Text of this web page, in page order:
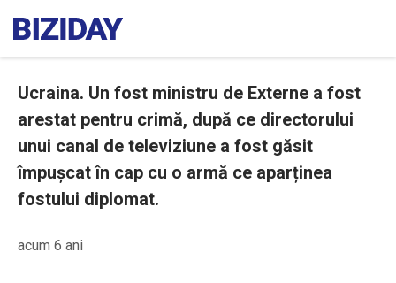
Ucraina. Un fost ministru de Externe a fost
arestat pentru crimă, după ce directorului
unui canal de televiziune a fost găsit
împușcat în cap cu o armă ce aparținea
fostului diplomat.
acum 6 ani